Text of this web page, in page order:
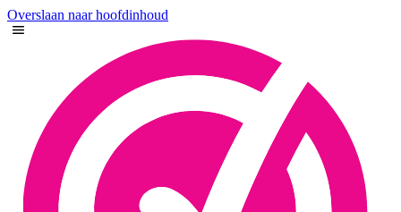
Overslaan naar hoofdinhoud